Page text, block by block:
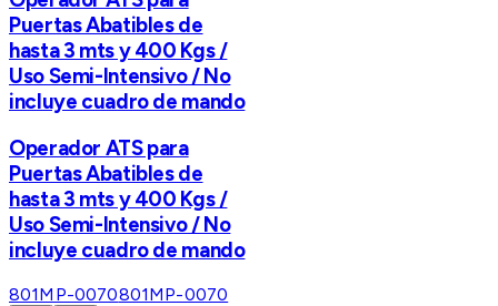
Puertas Abatibles de
hasta 3 mts y 400 Kgs /
Uso Semi-Intensivo / No
incluye cuadro de mando
Operador ATS para
Puertas Abatibles de
hasta 3 mts y 400 Kgs /
Uso Semi-Intensivo / No
incluye cuadro de mando
801MP-0070801MP-0070